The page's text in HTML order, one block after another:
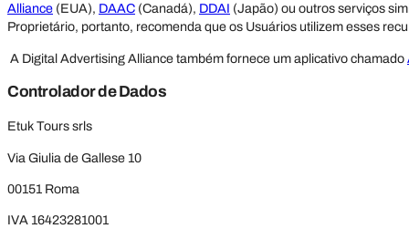
Alliance (EUA), DAAC (Canadá), DDAI (Japão) ou outros serviços
Proprietário, portanto, recomenda que os Usuários utilizem esses
A Digital Advertising Alliance também fornece um aplicativo chamado
Controlador de Dados
Etuk Tours srls
Via Giulia de Gallese 10
00151 Roma
IVA 16423281001